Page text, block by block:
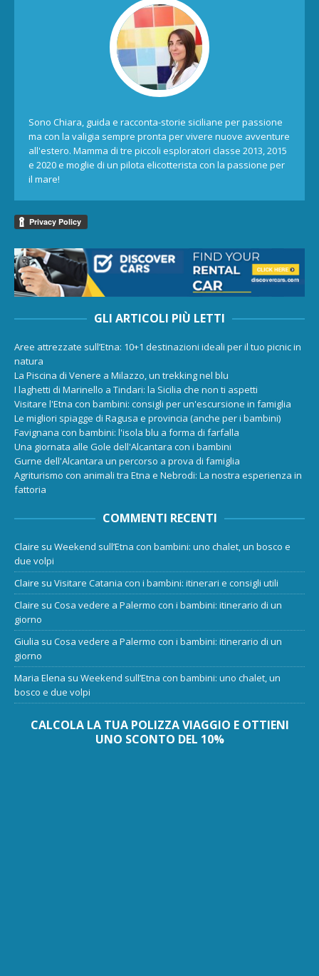
Sono Chiara, guida e racconta-storie siciliane per passione
ma con la valigia sempre pronta per vivere nuove avventure
all'estero. Mamma di tre piccoli esploratori classe 2013, 2015
e 2020 e moglie di un pilota elicotterista con la passione per
il mare!
GLI ARTICOLI PIÙ LETTI
Aree attrezzate sull’Etna: 10+1 destinazioni ideali per il tuo picnic in
natura
La Piscina di Venere a Milazzo, un trekking nel blu
I laghetti di Marinello a Tindari: la Sicilia che non ti aspetti
Visitare l'Etna con bambini: consigli per un'escursione in famiglia
Le migliori spiagge di Ragusa e provincia (anche per i bambini)
Favignana con bambini: l'isola blu a forma di farfalla
Una giornata alle Gole dell'Alcantara con i bambini
Gurne dell'Alcantara un percorso a prova di famiglia
Agriturismo con animali tra Etna e Nebrodi: La nostra esperienza in
fattoria
COMMENTI RECENTI
Claire su Weekend sull’Etna con bambini: uno chalet, un bosco e
due volpi
Claire su Visitare Catania con i bambini: itinerari e consigli utili
Claire su Cosa vedere a Palermo con i bambini: itinerario di un
giorno
Giulia su Cosa vedere a Palermo con i bambini: itinerario di un
giorno
Maria Elena su Weekend sull’Etna con bambini: uno chalet, un
bosco e due volpi
CALCOLA LA TUA POLIZZA VIAGGIO E OTTIENI
UNO SCONTO DEL 10%